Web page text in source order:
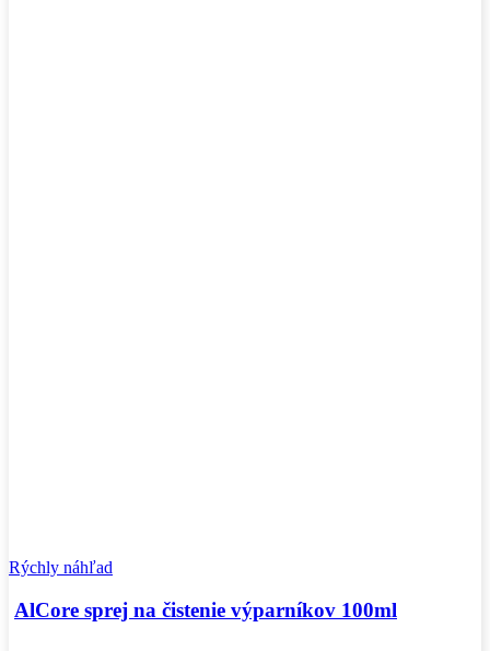
Rýchly náhľad
AlCore sprej na čistenie výparníkov 100ml